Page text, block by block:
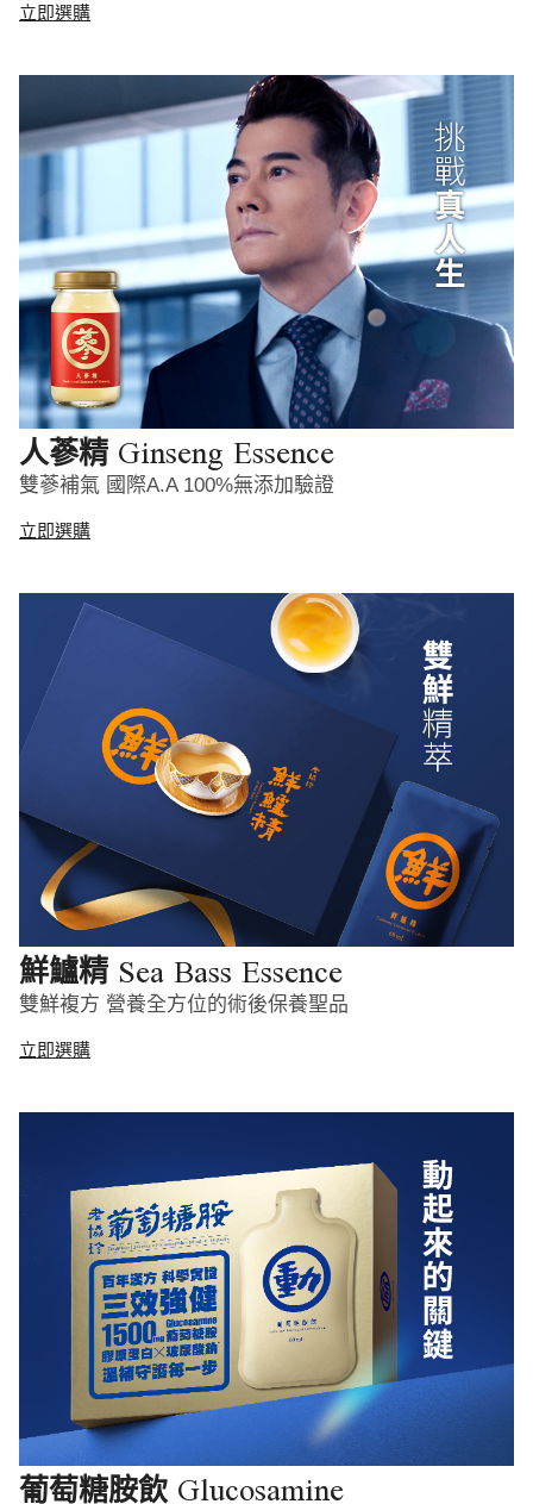
立即選購
人蔘精 Ginseng Essence
雙蔘補氣 國際A.A 100%無添加驗證
立即選購
鮮鱸精 Sea Bass Essence
雙鮮複方 營養全方位的術後保養聖品
立即選購
葡萄糖胺飲